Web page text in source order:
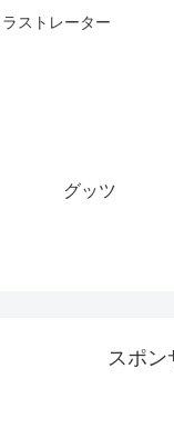
ストレーター
グッツ
スポン